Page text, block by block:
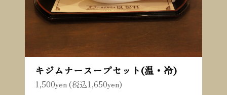
キジムナースープセット(温・冷)
1,500yen (税込1,650yen)